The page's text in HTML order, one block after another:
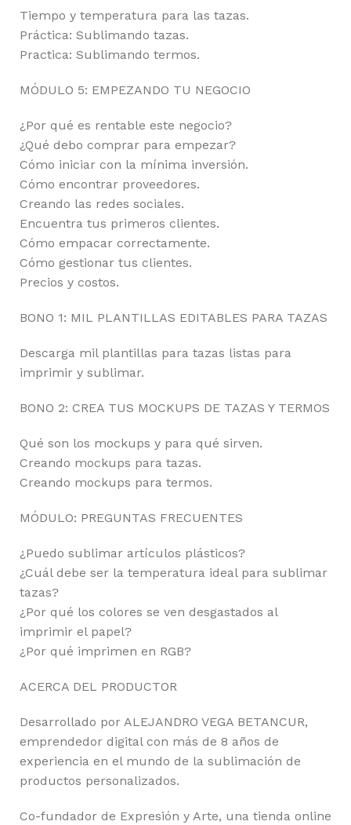
Tiempo y temperatura para las tazas.
Práctica: Sublimando tazas.
Practica: Sublimando termos.
MÓDULO 5: EMPEZANDO TU NEGOCIO
¿Por qué es rentable este negocio?
¿Qué debo comprar para empezar?
Cómo iniciar con la mínima inversión.
Cómo encontrar proveedores.
Creando las redes sociales.
Encuentra tus primeros clientes.
Cómo empacar correctamente.
Cómo gestionar tus clientes.
Precios y costos.
BONO 1: MIL PLANTILLAS EDITABLES PARA TAZAS
Descarga mil plantillas para tazas listas para
imprimir y sublimar.
BONO 2: CREA TUS MOCKUPS DE TAZAS Y TERMOS
Qué son los mockups y para qué sirven.
Creando mockups para tazas.
Creando mockups para termos.
MÓDULO: PREGUNTAS FRECUENTES
¿Puedo sublimar artículos plásticos?
¿Cuál debe ser la temperatura ideal para sublimar
tazas?
¿Por qué los colores se ven desgastados al
imprimir el papel?
¿Por qué imprimen en RGB?
ACERCA DEL PRODUCTOR
Desarrollado por ALEJANDRO VEGA BETANCUR,
emprendedor digital con más de 8 años de
experiencia en el mundo de la sublimación de
productos personalizados.
Co-fundador de Expresión y Arte, una tienda online